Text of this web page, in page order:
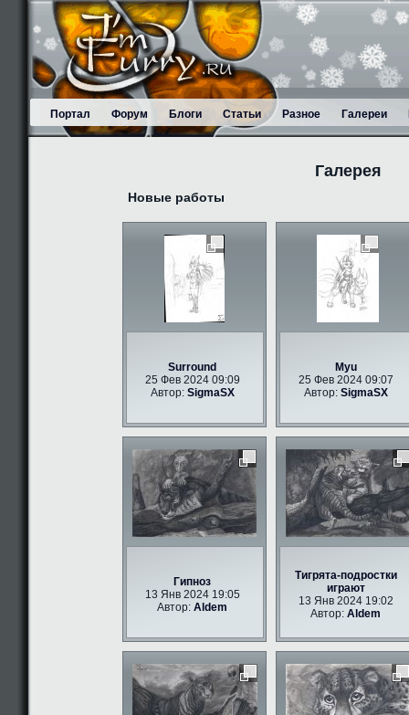
Портал Форум Блоги Статьи Разное Галереи
Галерея
Новые работы
Surround
25 Фев 2024 09:09
Автор: SigmaSX
Myu
25 Фев 2024 09:07
Автор: SigmaSX
Гипноз
13 Янв 2024 19:05
Автор:Aldem
Тигрята-подростки
играют
13 Янв 2024 19:02
Автор:Aldem